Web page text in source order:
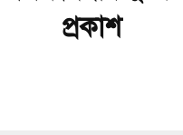
প্রকাশ